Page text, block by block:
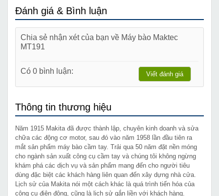
Đánh giá & Bình luận
Chia sẻ nhận xét của bạn về Máy bào Maktec
MT191
Có 0 bình luận: Viết đánh giá
Thông tin thương hiệu
Năm 1915 Makita đã được thành lập, chuyên kinh doanh và sửa
chữa các động cơ motor, sau đó vào năm 1958 lần đầu tiên ra
mắt sản phẩm máy bào cầm tay. Trải qua 50 năm đặt nền móng
cho ngành sản xuất công cụ cầm tay và chúng tôi không ngừng
khám phá các dịch vụ và sản phẩm mang đến cho người tiêu
dùng đặc biệt các khách hàng liên quan đến xây dựng nhà cửa.
Lịch sử của Makita nói một cách khác là quá trình tiến hóa của
công cụ điện động, cũng là lịch sử gắn liền với khách hàng.